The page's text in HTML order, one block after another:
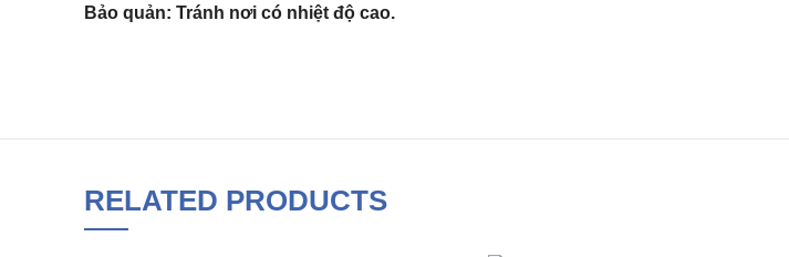
Bảo quản: Tránh nơi có nhiệt độ cao.
RELATED PRODUCTS